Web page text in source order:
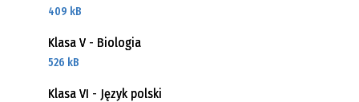
409 kB
Klasa V - Biologia
526 kB
Klasa VI - Język polski